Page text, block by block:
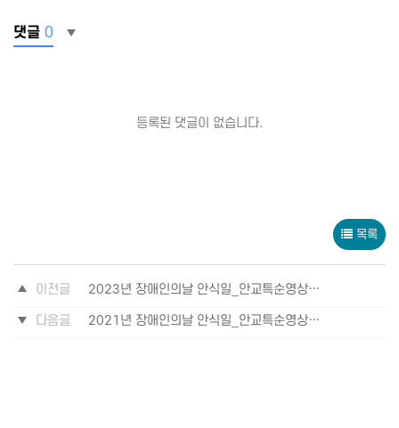
댓글 0
등록된 댓글이 없습니다.
목록
이전글 2023년 장애인의날 안식일_안교특순영상_2023년 4월 22일
다음글 2021년 장애인의날 안식일_안교특순영상_2021년 4월 24일